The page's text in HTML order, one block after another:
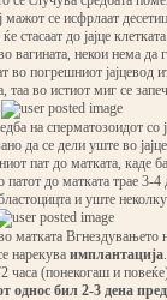
мажот се исфрлаат
стасаат до јајце
вагината, некои нема да
во погрешниот јајцевод
таа во истиот миг се
на сперматозоидот со
да се дели уште во
пат до матката, каде
до матката трае 3-4
и уште
матката Вгнездувањето
нарекува имплантација
часа (понекогаш и
однос бил 2-3 дена